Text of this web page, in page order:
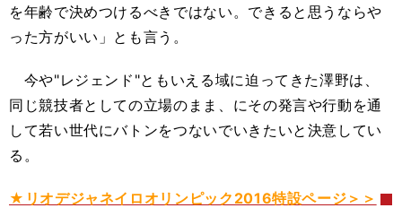
を年齢で決めつけるべきではない。できると思うならや
った方がいい」とも言う。
今や"レジェンド"ともいえる域に迫ってきた澤野は、
同じ競技者としての立場のまま、にその発言や行動を通
して若い世代にバトンをつないでいきたいと決意してい
る。
★リオデジャネイロオリンピック2016特設ページ＞＞